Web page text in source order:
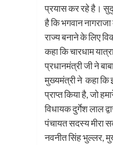
प्रयास कर रहे है।
है कि भगवान
राज्य बनाने के लिए
कहा कि चारधाम
प्रधानमंत्री जी ने
मुख्यमंत्री ने कहा कि
प्राप्त किया है, जो
विधायक दुर्गेश लाल
पंचायत सदस्य मीरा
नवनीत सिंह भुल्लर,